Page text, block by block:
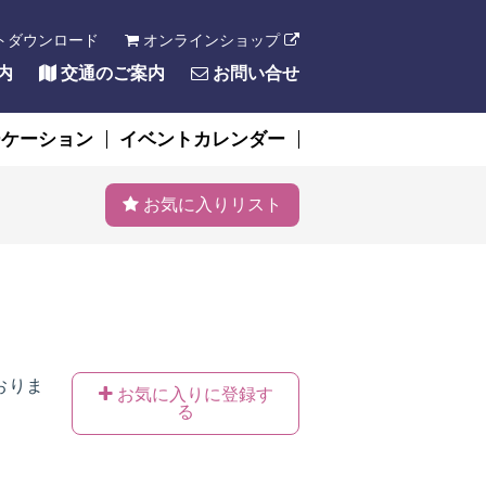
ダウンロード オンラインショップ
交通のご案内 お問い合せ
ーション イベントカレンダー
お気に入りリスト
りま
お気に入りに登録す
る